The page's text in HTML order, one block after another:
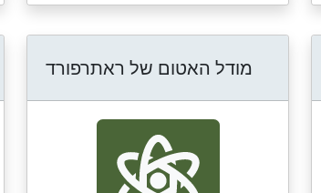
מודל האטום של ראתרפורד